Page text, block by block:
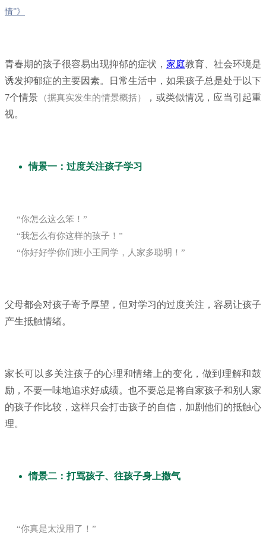
情”》
青春期的孩子很容易出现抑郁的症状， 家庭教育、社会环境是
诱发抑郁症的主要因素。日常生活中，如果孩子总是处于以下
7个情景 （据真实发生的情景概括）
，或类似情况，应当引起重
视。
情景一：过度关注孩子学习
“你怎么这么笨！”
“我怎么有你这样的孩子！”
“你好好学你们班小王同学，人家多聪明！”
父母都会对孩子寄予厚望，但对学习的过度关注，容易让孩子
产生抵触情绪。
家长可以多关注孩子的心理和情绪上的变化，做到理解和鼓
励，不要一味地追求好成绩。也不要总是将自家孩子和别人家
的孩子作比较，这样只会打击孩子的自信，加剧他们的抵触心
理。
情景二：打骂孩子、往孩子身上撒气
“你真是太没用了！”